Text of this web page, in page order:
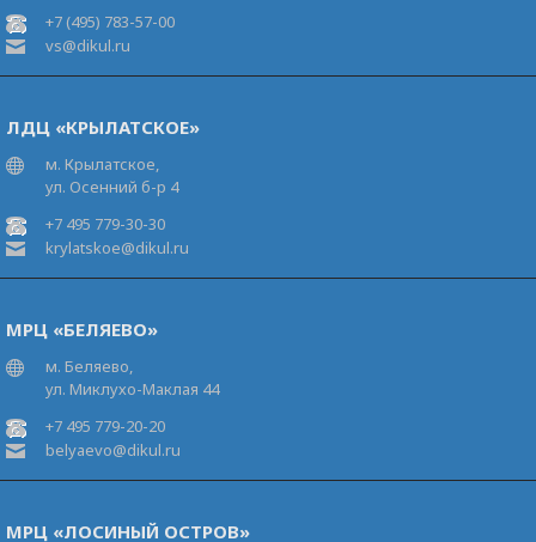
+7 (495) 783-57-00
vs@dikul.ru
ЛДЦ «КРЫЛАТСКОЕ»
м. Крылатское,
ул. Осенний б-р 4
+7 495 779-30-30
krylatskoe@dikul.ru
МРЦ «БЕЛЯЕВО»
м. Беляево,
ул. Миклухо-Маклая 44
+7 495 779-20-20
belyaevo@dikul.ru
МРЦ «ЛОСИНЫЙ ОСТРОВ»